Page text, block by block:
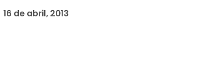
16 de abril, 2013